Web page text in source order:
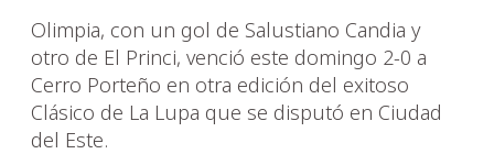
Olimpia, con un gol de Salustiano Candia y
otro de El Princi, venció este domingo 2-0 a
Cerro Porteño en otra edición del exitoso
Clásico de La Lupa que se disputó en Ciudad
del Este.